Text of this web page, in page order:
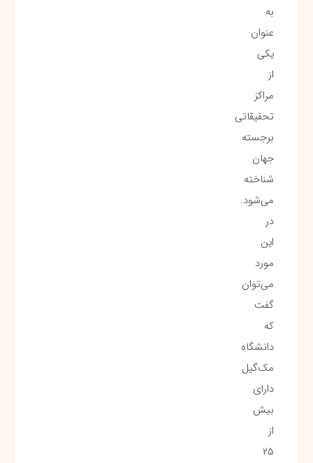
به
عنوان
یکی
از
مراکز
تحقیقاتی
برجسته
جهان
شناخته
می‌شود.
در
این
مورد
می‌توان
گفت
که
دانشگاه
مک‌گیل
دارای
بیش
از
۲۵